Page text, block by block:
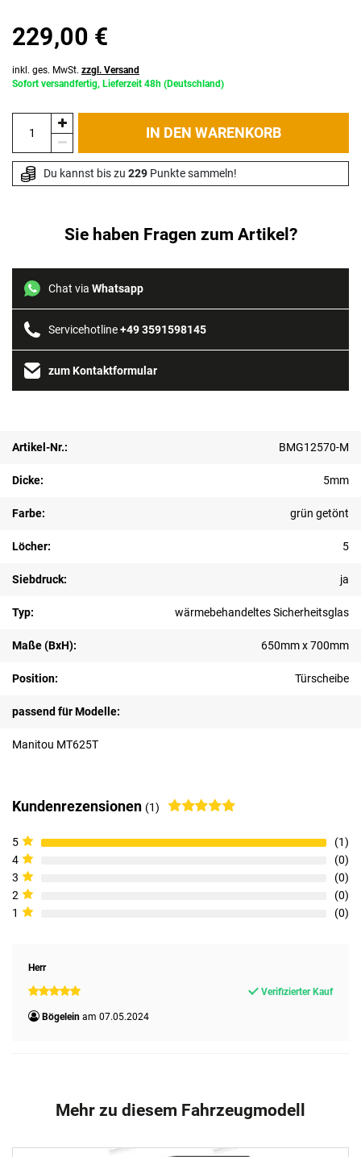
229,00 €
inkl. ges. MwSt. zzgl. Versand
Sofort versandfertig, Lieferzeit 48h (Deutschland)
IN DEN WARENKORB
Du kannst bis zu 229 Punkte sammeln!
Sie haben Fragen zum Artikel?
Chat via Whatsapp
Servicehotline+49 3591598145
zum Kontaktformular
Artikel-Nr.: BMG12570-M
Dicke: 5mm
Farbe: grün getönt
Löcher: 5
Siebdruck: ja
Typ: wärmebehandeltes Sicherheitsglas
Maße (BxH): 650mm x 700mm
Position: Türscheibe
passend für Modelle:
Manitou MT625T
Kundenrezensionen (1)
5
1
4
0
3
0
2
0
1
0
Herr
Verifizierter Kauf
Bögelein 07.05.2024
Mehr zu diesem Fahrzeugmodell